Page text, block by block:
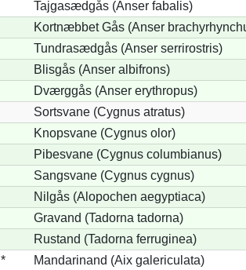
Tajgasædgås (Anser fabalis)
Kortnæbbet Gås (Anser
Tundrasædgås (Anser serrirostris)
Blisgås (Anser albifrons)
Dværggås (Anser erythropus)
Sortsvane (Cygnus atratus)
Knopsvane (Cygnus olor)
Pibesvane (Cygnus columbianus)
Sangsvane (Cygnus cygnus)
Nilgås (Alopochen aegyptiaca)
Gravand (Tadorna tadorna)
Rustand (Tadorna ferruginea)
*
Mandarinand (Aix galericulata)